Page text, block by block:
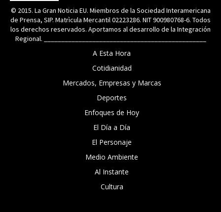
© 2015. La Gran Noticia EU. Miembros de la Sociedad Interamericana
de Prensa, SIP. Matrìcula Mercantil 02223286. NIT 900980768-6. Todos
los derechos reservados. Aportamos al desarrollo de la Integración
Regional. _______________________________________________
A Esta Hora
Cotidianidad
Mercados, Empresas y Marcas
Deportes
Enfoques de Hoy
El Día a Día
El Personaje
Medio Ambiente
Al Instante
Cultura